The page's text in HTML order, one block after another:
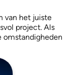
van het juiste
project. Als
omstandigheden